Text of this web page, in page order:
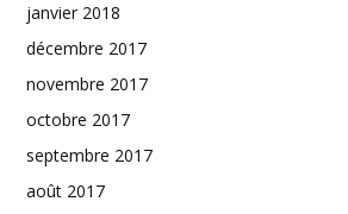
janvier 2018
décembre 2017
novembre 2017
octobre 2017
septembre 2017
août 2017